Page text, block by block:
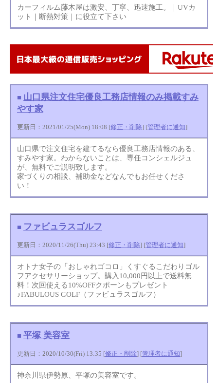
カーフィルム藤木屋は激安、丁寧、迅速施工。｜UVカ
ット｜断熱対策｜に役立て下さい
■ 山口県注文住宅優良工務店情報のみ掲載すみ
やす家
更新日：2021/01/25(Mon) 18:08 [修正・削除] [管理者に通知]
山口県で注文住宅を建てるなら優良工務店情報のある、
すみやす家。わからないことは、専任コンシェルジュ
が、無料でご説明致します。
家づくりの相談、補助金などなんでもお任せくださ
い！
■ ファビュラスゴルフ
更新日：2020/11/26(Thu) 23:43 [修正・削除] [管理者に通知]
オトナ女子の「おしゃれゴコロ」くすぐるこだわりゴル
フアクセサリーショップ。購入10,000円以上で送料無
料！次回使える10%OFFクポーンもプレゼント
♪FABULOUS GOLF（ファビュラスゴルフ）
■ 平塚 美容室
更新日：2020/10/30(Fri) 13:35 [修正・削除] [管理者に通知]
神奈川県伊勢原、平塚の美容室です。